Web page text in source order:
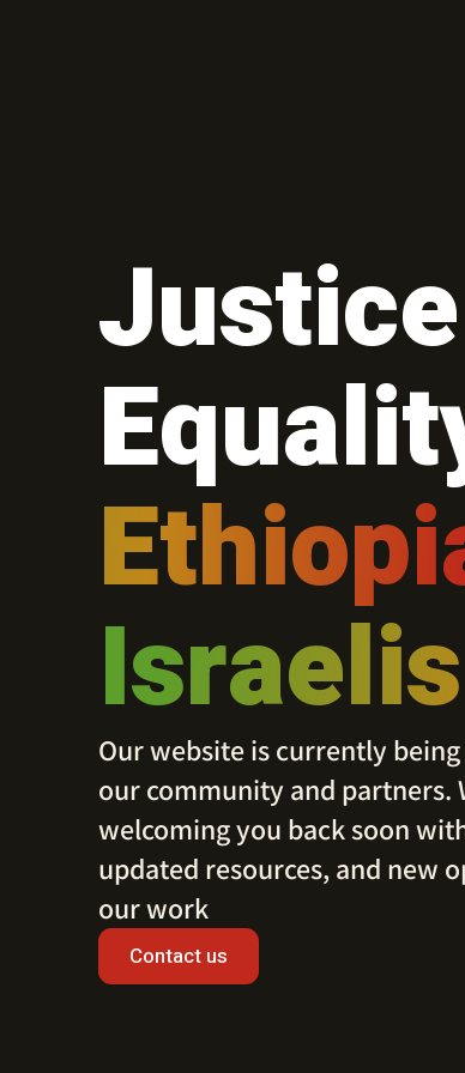
Israelis
Our website is currently
our community and partners.
welcoming you back soon
updated resources, and new
our work
Contact us